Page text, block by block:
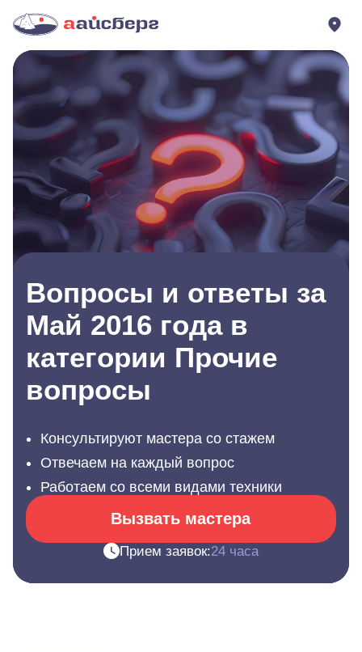
Вопросы и ответы за
Май 2016 года в
категории Прочие
вопросы
Консультируют мастера со стажем
Отвечаем на каждый вопрос
Работаем со всеми видами техники
Вызвать мастера
Прием заявок:24 часа